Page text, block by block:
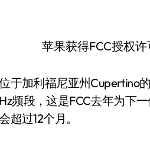
于加利福尼亚州Cupertino
频段，这是FCC去年为下
超过12个月。